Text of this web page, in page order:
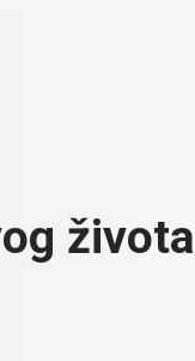
života